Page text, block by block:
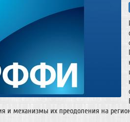
и механизмы их преодоления на